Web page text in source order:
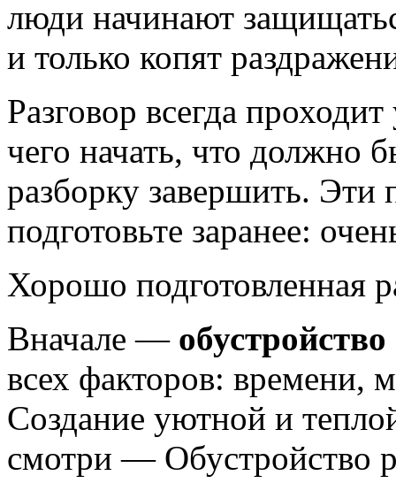
люди начинают
и только копят
Разговор всегда
чего начать, что должно
разборку завершить. Эти
подготовьте заранее:
Хорошо подготовленная
Вначале —
всех факторов: времени,
Создание уютной и
смотри — Обустройство